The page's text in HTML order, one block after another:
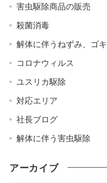
害虫駆除商品の販売
殺菌消毒
解体に伴うねずみ、ゴ
コロナウィルス
ユスリカ駆除
対応エリア
社長ブログ
解体に伴う害虫駆除
アーカイブ